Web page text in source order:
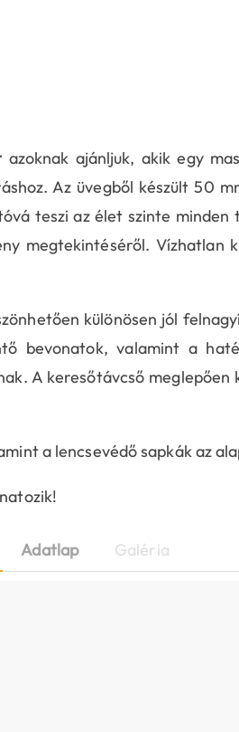
azoknak ajánljuk, akik egy
Az üvegből készült 50
teszi az élet szinte
megtekintéséről. Vízhatlan
különösen jól
bevonatok, valamint a
A keresőtávcső meglepően
a lencsevédő sapkák az
Adatlap Galéria